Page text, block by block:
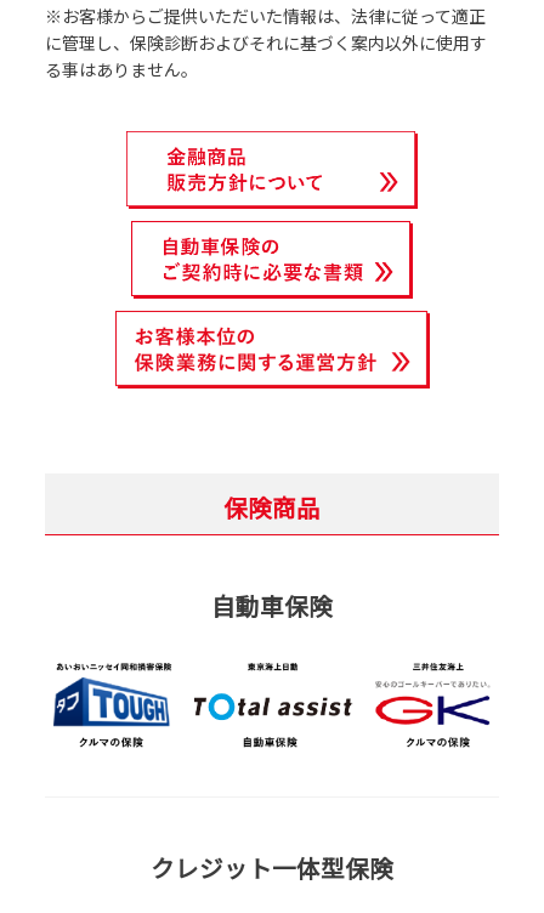
※お客様からご提供いただいた情報は、法律に従って適正
に管理し、保険診断およびそれに基づく案内以外に使⽤す
る事はありません。
保険商品
自動車保険
クレジット一体型保険